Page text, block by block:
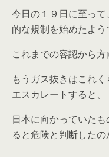
今日の１９日に至っ
的な規制を始めたよう
これまでの容認から方
もうガス抜きはこれ
エスカレートすると、
日本に向かっていた
ると危険と判断したの